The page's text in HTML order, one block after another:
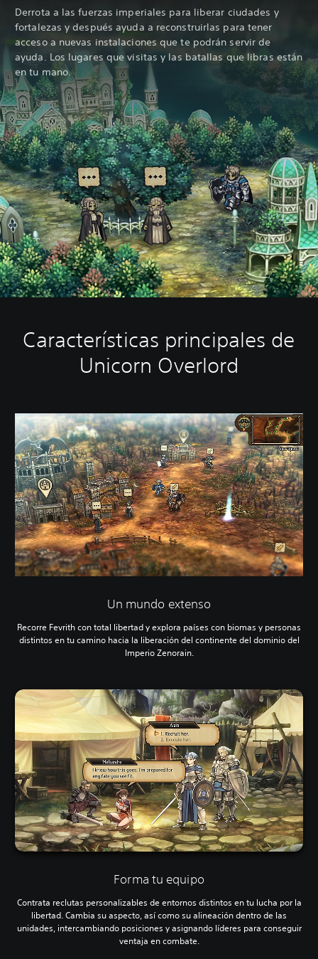
Derrota a las fuerzas imperiales para liberar ciudades y
fortalezas y después ayuda a reconstruirlas para tener
acceso a nuevas instalaciones que te podrán servir de
ayuda. Los lugares que visitas y las batallas que libras están
en tu mano.
Características principales de
Unicorn Overlord
Un mundo extenso
Recorre Fevrith con total libertad y explora países con biomas y personas
distintos en tu camino hacia la liberación del continente del dominio del
Imperio Zenorain.
Forma tu equipo
Contrata reclutas personalizables de entornos distintos en tu lucha por la
libertad. Cambia su aspecto, así como su alineación dentro de las
unidades, intercambiando posiciones y asignando líderes para conseguir
ventaja en combate.